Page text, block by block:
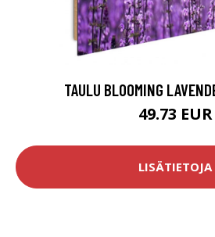
TAULU BLOOMING
49.73 EUR
LISÄTIETOJA